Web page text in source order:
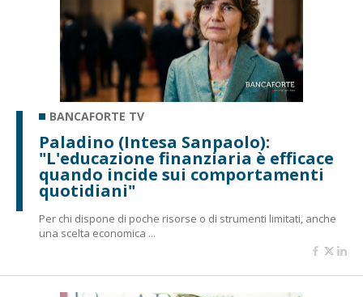
BANCAFORTE TV
Paladino (Intesa Sanpaolo):
"L'educazione finanziaria è efficace
quando incide sui comportamenti
quotidiani"
Per chi dispone di poche risorse o di strumenti limitati, anche
una scelta economica ...